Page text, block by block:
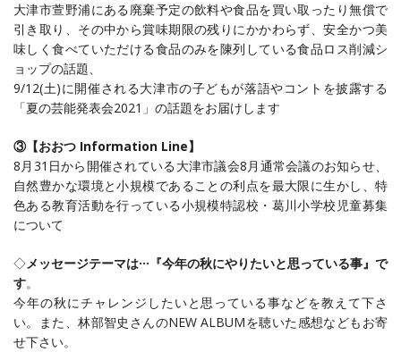
大津市萱野浦にある廃棄予定の飲料や食品を買い取ったり無償で
引き取り、その中から賞味期限の残りにかかわらず、安全かつ美
味しく食べていただける食品のみを陳列している食品ロス削減シ
ョップの話題、
9/12(土)に開催される大津市の子どもが落語やコントを披露する
「夏の芸能発表会2021」の話題をお届けします
③【おおつ Information Line】
8月31日から開催されている大津市議会8月通常会議のお知らせ、
自然豊かな環境と小規模であることの利点を最大限に生かし、特
色ある教育活動を行っている小規模特認校・葛川小学校児童募集
について
◇メッセージテーマは··· 『今年の秋にやりたいと思っている事』で
す。
今年の秋にチャレンジしたいと思っている事などを教えて下さ
い。また、林部智史さんのNEW ALBUMを聴いた感想などもお寄
せ下さい。